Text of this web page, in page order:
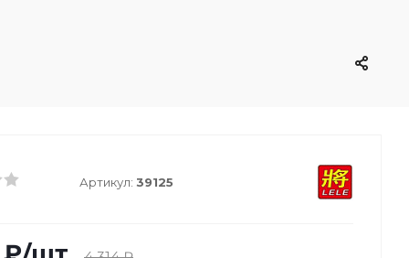
Артикул: 39125